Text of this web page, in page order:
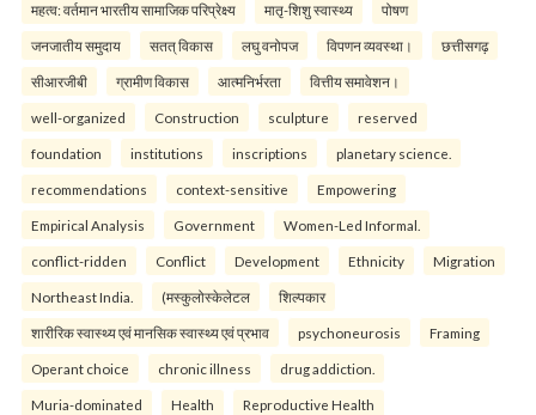
महत्व: वर्तमान भारतीय सामाजिक परिप्रेक्ष्य मातृ-शिशु स्वास्थ्य पोषण
जनजातीय समुदाय सतत् विकास लघु वनोपज विपणन व्यवस्था। छत्तीसगढ़
सीआरजीबी ग्रामीण विकास आत्मनिर्भरता वित्तीय समावेशन।
well-organized Construction sculpture reserved
foundation institutions inscriptions planetary science.
recommendations context-sensitive Empowering
Empirical Analysis Government Women-Led Informal.
conflict-ridden Conflict Development Ethnicity Migration
Northeast India. (मस्कुलोस्केलेटल शिल्पकार
शारीरिक स्वास्थ्य एवं मानसिक स्वास्थ्य एवं प्रभाव psychoneurosis Framing
Operant choice chronic illness drug addiction.
Muria-dominated Health Reproductive Health